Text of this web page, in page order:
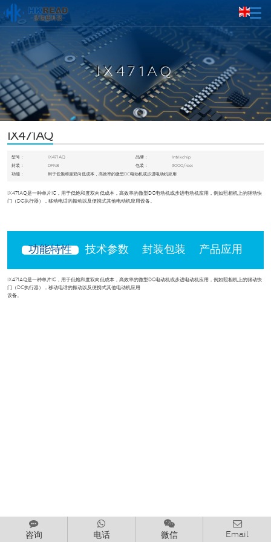
IX471AQ
IX471AQ
型号： IX471AQ 品牌：
Intrixchip
封装：
DFN8 包装：
3000/reel
功能：
用于低饱和度双向低成本，高效率的微型DC电动机或步进电动机应用
IX471AQ是一种单片IC，用于低饱和度双向低成本，高效率的微型DC电动机或步进电动机应用，例如照相机上的驱动快
门（DC执行器），移动电话的振动以及便携式其他电动机应用设备。
功能特性 技术参数 封装包装 产品应用
IX471AQ是一种单片IC，用于低饱和度双向低成本，高效率的微型DC电动机或步进电动机应用，例如照相机上的驱动快
门（DC执行器），移动电话的振动以及便携式其他电动机应用
设备。
咨询 电话 微信 Email